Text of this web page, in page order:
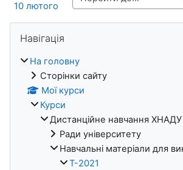
10 лютого
Навігація
На головну
Сторінки сайту
Мої курси
Курси
Дистанційне навчання ХНАДУ
Ради університету
Навчальні матеріали для
Т-2021